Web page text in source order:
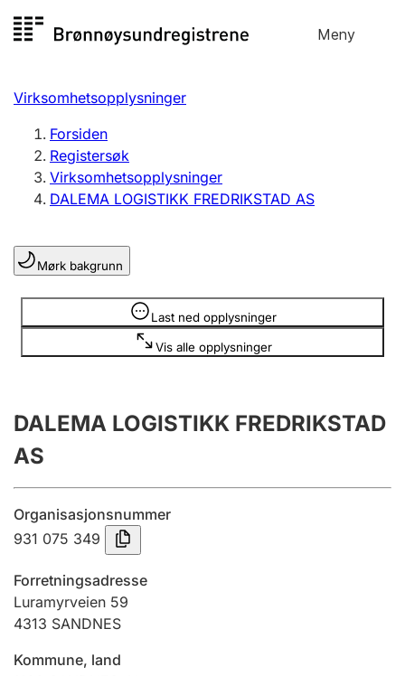
til
Meny
Registersøk
Aksjeselskap
Enkeltpersonforetak
Registrere, endre, slette
Lag og forening
Registrere, endre, slette
Innsending og forsinkelsesgebyr
Tinglysing
Jeger
Betaling og jegeravgiftskort
Virksomhetsopplysninger
Forsiden
Registersøk
Virksomhetsopplysninger
DALEMA LOGISTIKK FREDRIKSTAD AS
Mørk bakgrunn
Last ned opplysninger
Vis alle opplysninger
Opplysninger er skjult
DALEMA LOGISTIKK FREDRIKSTAD
AS
Organisasjonsnummer
931 075 349
Forretningsadresse
Luramyrveien 59
4313 SANDNES
Kommune, land